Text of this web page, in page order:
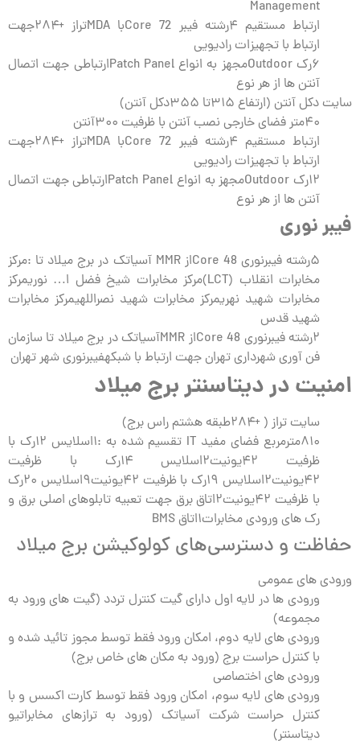
Management
ارتباط مستقیم ۴رشته فیبر Core 72با MDAتراز +۲۸۴جهت
ارتباط با تجهیزات رادیویی
۶رک Outdoorمجهز به انواع Patch Panelارتباطی جهت اتصال
آنتن ها از هر نوع
سایت دکل آنتن (ارتفاع ۳۱۵تا ۳۵۵دکل آنتن)
۴۰متر فضای خارجی نصب آنتن با ظرفیت ۳۰۰آنتن
ارتباط مستقیم ۴رشته فیبر Core 72با MDAتراز +۲۸۴جهت
ارتباط با تجهیزات رادیویی
۱۲رک Outdoorمجهز به انواع Patch Panelارتباطی جهت اتصال
آنتن ها از هر نوع
فیبر نوری
۵رشته فیبرنوری Core 48از MMR آسیاتک در برج میلاد تا :مرکز
مخابرات انقلاب (LCT)مرکز مخابرات شیخ فضل ا… نوریمرکز
مخابرات شهید نهریمرکز مخابرات شهید نصراللهیمرکز مخابرات
شهید قدس
۲رشته فیبرنوری Core 48از MMRآسیاتک در برج میلاد تا سازمان
فن آوری شهرداری تهران جهت ارتباط با شبکهفیبرنوری شهر تهران
امنیت در دیتاسنتر برج میلاد
سایت تراز ( +۲۸۴طبقه هشتم راس برج)
۸۱۰مترمربع فضای مفید IT تقسیم شده به :۱اسلایس ۱۲رک با
ظرفیت ۴۲یونیت۲اسلایس ۱۴رک با ظرفیت
۴۲یونیت۲اسلایس ۱۹رک با ظرفیت ۴۲یونیت۹اسلایس ۲۰رک
با ظرفیت ۴۲یونیت۲اتاق برق جهت تعبیه تابلوهای اصلی برق و
رک های ورودی مخابرات۱اتاق BMS
حفاظت و دسترسی‌های کولوکیشن برج میلاد
ورودی های عمومی
ورودی ها در لایه اول دارای گیت کنترل تردد (گیت های ورود به
مجموعه)
ورودی های لایه دوم، امکان ورود فقط توسط مجوز تائید شده و
با کنترل حراست برج (ورود به مکان های خاص برج)
ورودی های اختصاصی
ورودی های لایه سوم، امکان ورود فقط توسط کارت اکسس و با
کنترل حراست شرکت آسیاتک (ورود به ترازهای مخابراتیو
دیتاسنتر)